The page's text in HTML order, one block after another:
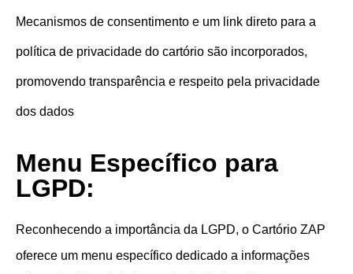
Mecanismos de consentimento e um link direto para a
política de privacidade do cartório são incorporados,
promovendo transparência e respeito pela privacidade
dos dados
Menu Específico para
LGPD:
Reconhecendo a importância da LGPD, o Cartório ZAP
oferece um menu específico dedicado a informações